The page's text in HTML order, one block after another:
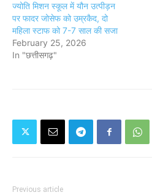
ज्योति मिशन स्कूल में यौन उत्पीड़न
पर फादर जोसेफ को उम्रकैद, दो
महिला स्टाफ को 7-7 साल की सजा
February 25, 2026
In "छत्तीसगढ़"
Previous article